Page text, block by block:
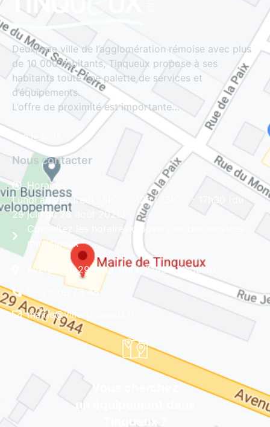
Deuxième ville de l’agglomération rémoise avec plus
de 10 000 habitants, Tinqueux propose à ses
habitants toute une palette de services et
d’équipements.
L’offre de proximité est importante…
Lire la suite
Nous contacter
Horaires
Lundi au vendredi : 8h30 - 12h | 13h30 - 17h30 (du
29 juin au 28 août 2026)
Consultez les horaires d'ouverture des services
municipaux
Avenue du 29 Août 1944, 51430 Tinqueux
03 26 08 23 45
mairie@ville-tinqueux.fr
Vous cherchez
un équipement dans
Tinqueux ?